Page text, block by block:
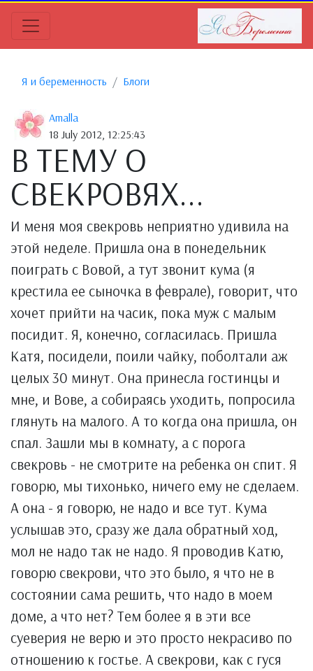
Я и беременность Блоги
Amalla
18 July 2012, 12:25:43
В ТЕМУ О
СВЕКРОВЯХ...
И меня моя свекровь неприятно удивила на
этой неделе. Пришла она в понедельник
поиграть с Вовой, а тут звонит кума (я
крестила ее сыночка в феврале), говорит, что
хочет прийти на часик, пока муж с малым
посидит. Я, конечно, согласилась. Пришла
Катя, посидели, поили чайку, поболтали аж
целых 30 минут. Она принесла гостинцы и
мне, и Вове, а собираясь уходить, попросила
глянуть на малого. А то когда она пришла, он
спал. Зашли мы в комнату, а с порога
свекровь - не смотрите на ребенка он спит. Я
говорю, мы тихонько, ничего ему не сделаем.
А она - я говорю, не надо и все тут. Кума
услышав это, сразу же дала обратный ход,
мол не надо так не надо. Я проводив Катю,
говорю свекрови, что это было, я что не в
состоянии сама решить, что надо в моем
доме, а что нет? Тем более я в эти все
суеверия не верю и это просто некрасиво по
отношению к гостье. А свекрови, как с гуся